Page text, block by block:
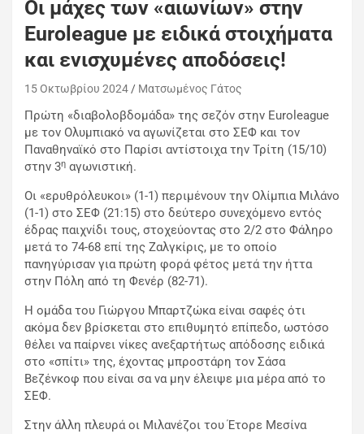
Oι μάχες των «αιωνίων» στην
Euroleague με ειδικά στοιχήματα
και ενισχυμένες αποδόσεις!
15 Οκτωβρίου 2024 Ματσωμένος Γάτος
Πρώτη «διαβολοβδομάδα» της σεζόν στην Euroleague
με τον Ολυμπιακό να αγωνίζεται στο ΣΕΦ και τον
Παναθηναϊκό στο Παρίσι αντίστοιχα την Τρίτη (15/10)
στην 3η αγωνιστική.
Οι «ερυθρόλευκοι» (1-1) περιμένουν την Ολίμπια Μιλάνο
(1-1) στο ΣΕΦ (21:15) στο δεύτερο συνεχόμενο εντός
έδρας παιχνίδι τους, στοχεύοντας στο 2/2 στο Φάληρο
μετά το 74-68 επί της Ζαλγκίρις, με το οποίο
πανηγύρισαν για πρώτη φορά φέτος μετά την ήττα
στην Πόλη από τη Φενέρ (82-71).
Η ομάδα του Γιώργου Μπαρτζώκα είναι σαφές ότι
ακόμα δεν βρίσκεται στο επιθυμητό επίπεδο, ωστόσο
θέλει να παίρνει νίκες ανεξαρτήτως απόδοσης ειδικά
στο «σπίτι» της, έχοντας μπροστάρη τον Σάσα
Βεζένκοφ που είναι σα να μην έλειψε μια μέρα από το
ΣΕΦ.
Στην άλλη πλευρά οι Μιλανέζοι του Έτορε Μεσίνα